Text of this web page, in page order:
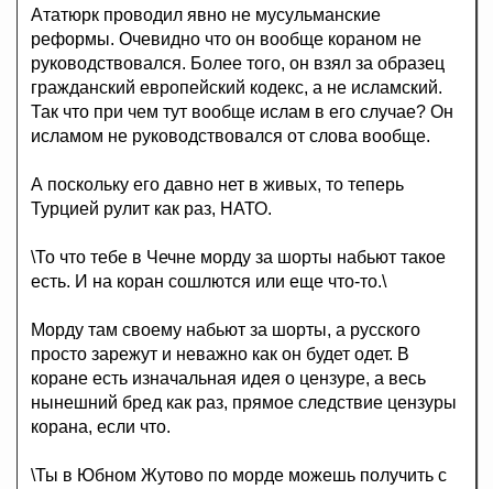
Ататюрк проводил явно не мусульманские
реформы. Очевидно что он вообще кораном не
руководствовался. Более того, он взял за образец
гражданский европейский кодекс, а не исламский.
Так что при чем тут вообще ислам в его случае? Он
исламом не руководствовался от слова вообще.
А поскольку его давно нет в живых, то теперь
Турцией рулит как раз, НАТО.
\То что тебе в Чечне морду за шорты набьют такое
есть. И на коран сошлются или еще что-то.\
Морду там своему набьют за шорты, а русского
просто зарежут и неважно как он будет одет. В
коране есть изначальная идея о цензуре, а весь
нынешний бред как раз, прямое следствие цензуры
корана, если что.
\Ты в Юбном Жутово по морде можешь получить с